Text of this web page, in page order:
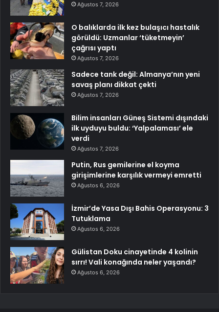
Ağustos 7, 2026
O balıklarda ilk kez bulaşıcı hastalık
görüldü: Uzmanlar ‘tüketmeyin’
çağrısı yaptı
Ağustos 7, 2026
Sadece tank değil: Almanya’nın yeni
savaş planı dikkat çekti
Ağustos 7, 2026
Bilim insanları Güneş Sistemi dışındaki
ilk uyduyu buldu: ‘Yalpalaması’ ele
verdi
Ağustos 7, 2026
Putin, Rus gemilerine el koyma
girişimlerine karşılık vermeyi emretti
Ağustos 6, 2026
İzmir’de Yasa Dışı Bahis Operasyonu: 3
Tutuklama
Ağustos 6, 2026
Gülistan Doku cinayetinde 4 kolinin
sırrı! Vali konağında neler yaşandı?
Ağustos 6, 2026